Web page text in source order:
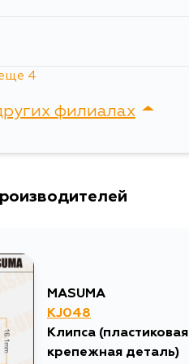
4
филиалах
MASUMA
KJ048
Клипса (пластиковая
крепежная деталь)